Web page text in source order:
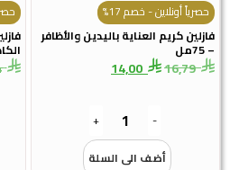
حصرياً أونلاين - خصم 17%
فازلين كريم العناية باليدين والأظافر
– 75مل
16,79
14,00
-
+
أضف الى السلة